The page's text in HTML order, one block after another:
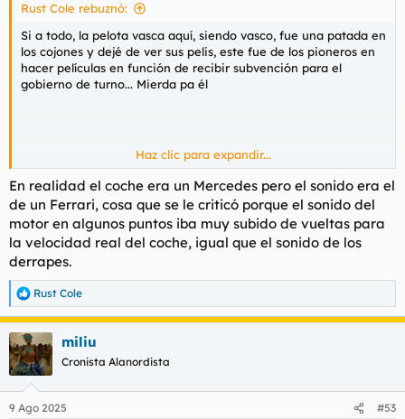
Rust Cole rebuznó:
Si a todo, la pelota vasca aquí, siendo vasco, fue una patada en
los cojones y dejé de ver sus pelis, este fue de los pioneros en
hacer películas en función de recibir subvención para el
gobierno de turno... Mierda pa él
De todas, yo quitaría a Russ Meyers quizás porque ya vi Faster
pussycat kill kill con veintipico y me la ponían de la ostia y me
pareció un truño, no ha envejecido nada bien en mi opinión,
en general, el cine underground y psicodélico de los 60
C'etait un rendez-vous es una joyita que con veinte tacos, para
alguien que conoció al menos el Paris de medíados y finales de
los 90, y le gusta la velocidad, saltarse toda norma de tráfico, el
sonido de los coches clásicos( No era un Ferrari, se rodó con un
mercedes
) El ir a toda ostia porque llegas tarde con la tipa
que has quedado... Gracias por recordármela, toca revisonado.
Las demás, pues bien pero Hollywood, me quedo con Le mans
y Bullit
Akira la iba a poner, que le den por saco a Miyazaki aunque me
Haz clic para expandir...
En realidad el coche era un Mercedes pero el sonido era el
de un Ferrari, cosa que se le criticó porque el sonido del
motor en algunos puntos iba muy subido de vueltas para
la velocidad real del coche, igual que el sonido de los
derrapes.
R
e
a
c
c
i
e
Rust Cole
miliu
Cronista Alanordista
9 Ago 2025 #53